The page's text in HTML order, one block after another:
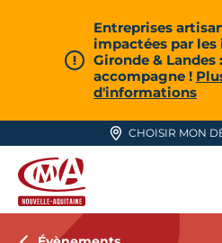
Entreprises
impactées par les
Gironde & Landes
accompagne !
d'informations
CHOISIR MON
CMA Nouvelle-Aquitaine